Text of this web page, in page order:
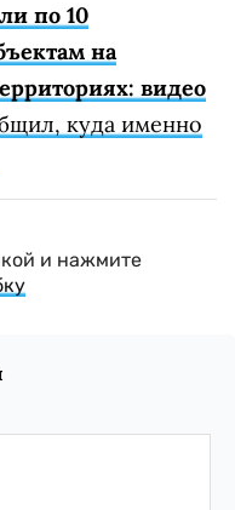
по 10
на
видео
куда именно
и нажмите